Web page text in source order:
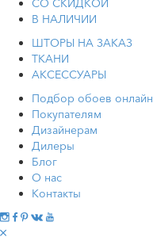
СО СКИДКОЙ
В НАЛИЧИИ
ШТОРЫ НА ЗАКАЗ
ТКАНИ
АКСЕССУАРЫ
Подбор обоев онлайн
Покупателям
Дизайнерам
Дилеры
Блог
О нас
Контакты